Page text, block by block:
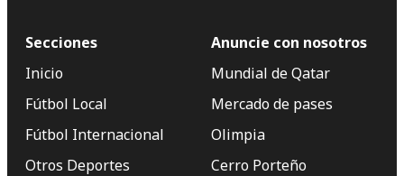
Secciones
Inicio
Fútbol Local
Fútbol Internacional
Otros Deportes
Anuncie con nosotros
Mundial de Qatar
Mercado de pases
Olimpia
Cerro Porteño